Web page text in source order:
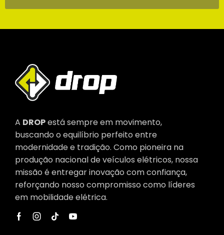
A DROPestá sempre em movimento,
buscando o equilíbrio perfeito entre
modernidade e tradição. Como pioneira na
produção nacional de veículos elétricos, nossa
missão é entregar inovação com confiança,
reforçando nosso compromisso como líderes
em mobilidade elétrica.